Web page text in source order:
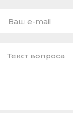
Имя
mail